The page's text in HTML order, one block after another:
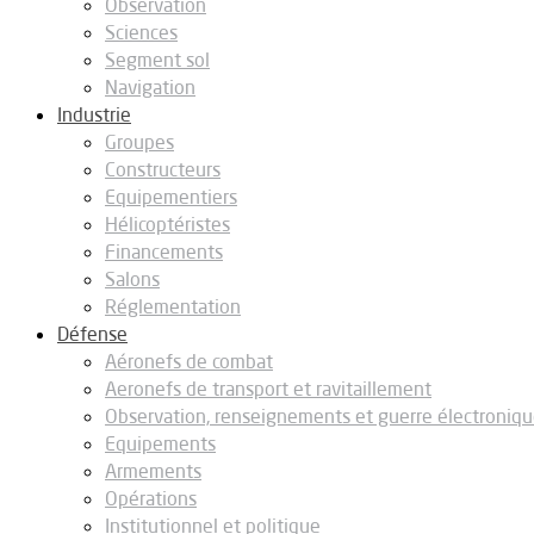
Observation
Sciences
Segment sol
Navigation
Industrie
Groupes
Constructeurs
Equipementiers
Hélicoptéristes
Financements
Salons
Réglementation
Défense
Aéronefs de combat
Aeronefs de transport et ravitaillement
Observation, renseignements et guerre
Equipements
Armements
Opérations
Institutionnel et politique